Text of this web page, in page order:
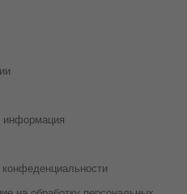
информация
конфеденциальности